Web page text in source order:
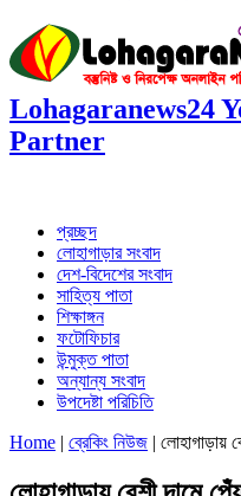
Lohagaranews24
Partner
প্রচ্ছদ
লোহাগাড়ার সংবাদ
দেশ-বিদেশের সংবাদ
সাহিত্য পাতা
শিক্ষাঙ্গন
ফটোফিচার
উন্মুক্ত পাতা
অন্যান্য সংবাদ
উপদেষ্টা পরিচিতি
Home | ব্রেকিং নিউজ | লোহাগাড়ায়